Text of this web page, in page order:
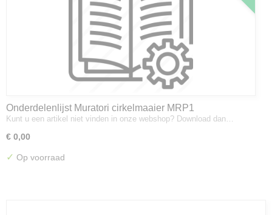
Onderdelenlijst Muratori cirkelmaaier MRP1
Kunt u een artikel niet vinden in onze webshop? Download dan…
€ 0,00
✓ Op voorraad